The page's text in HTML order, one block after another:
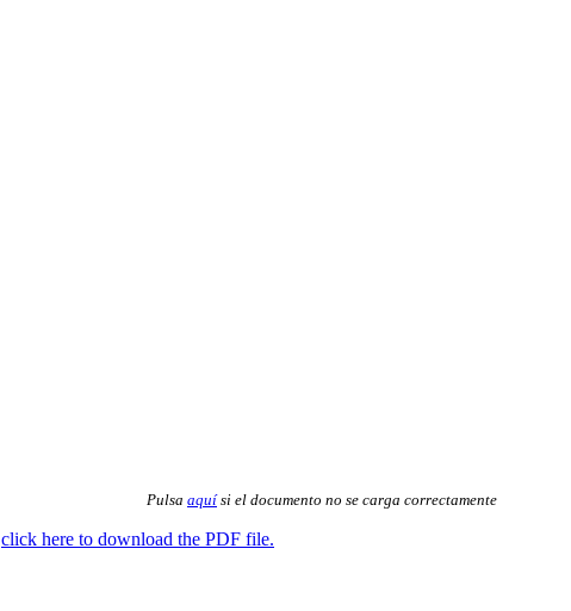
Pulsa aquísi el documento no se carga correctamente
click here to download the PDF file.